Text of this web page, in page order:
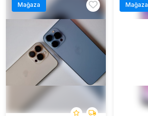
Mağaza Mağaza